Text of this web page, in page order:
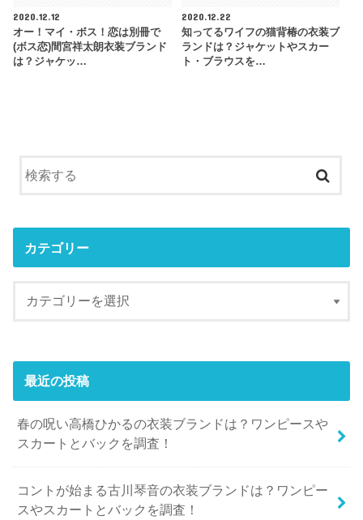
2020.12.12
オー！マイ・ボス！恋は別冊で
(ボス恋)間宮祥太朗衣装ブランド
は？ジャケッ…
2020.12.22
知ってるワイフの猫背椿の衣装ブ
ランドは？ジャケットやスカー
ト・ブラウスを…
カテゴリー
最近の投稿
春の呪い高橋ひかるの衣装ブランドは？ワンピースや
スカートとバックを調査！
コントが始まる古川琴音の衣装ブランドは？ワンピー
スやスカートとバックを調査！